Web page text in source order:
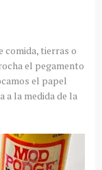
comida, tierras o
el pegamento
el papel
la medida de la